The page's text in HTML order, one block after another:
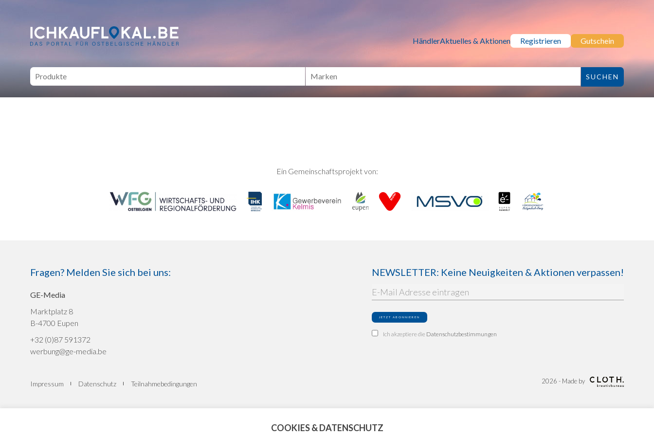
ich kauf lokal - Bei lokalen Händlern online Shoppen HändlerAktuelles & Aktionen Registrieren Gutschein
Ein Gemeinschaftsprojekt von:
Fragen? Melden Sie sich bei uns:
GE-Media
Marktplatz 8
B-4700 Eupen
+32 (0)87 591372
werbung@ge-media.be
NEWSLETTER: Keine Neuigkeiten & Aktionen verpassen!
Ich akzeptiere die Datenschutzbestimmungen
Impressum Datenschutz Teilnahmebedingungen 2026 - Made by
COOKIES & DATENSCHUTZ